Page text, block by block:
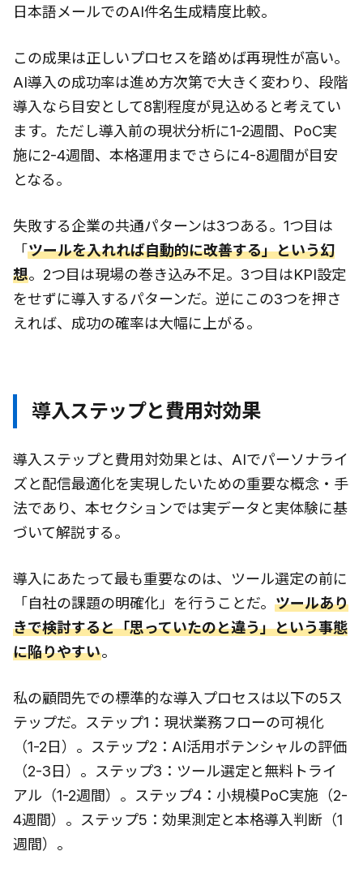
日本語メールでのAI件名生成精度比較。
この成果は正しいプロセスを踏めば再現性が高い。
AI導入の成功率は進め方次第で大きく変わり、段階
導入なら目安として8割程度が見込めると考えてい
ます。ただし導入前の現状分析に1-2週間、PoC実
施に2-4週間、本格運用までさらに4-8週間が目安
となる。
失敗する企業の共通パターンは3つある。1つ目は
「 ツールを入れれば自動的に改善する」という幻
想。2つ目は現場の巻き込み不足。3つ目はKPI設定
をせずに導入するパターンだ。逆にこの3つを押さ
えれば、成功の確率は大幅に上がる。
導入ステップと費用対効果
導入ステップと費用対効果とは、AIでパーソナライ
ズと配信最適化を実現したいための重要な概念・手
法であり、本セクションでは実データと実体験に基
づいて解説する。
導入にあたって最も重要なのは、ツール選定の前に
「自社の課題の明確化」を行うことだ。 ツールあり
きで検討すると「思っていたのと違う」という事態
に陥りやすい。
私の顧問先での標準的な導入プロセスは以下の5ス
テップだ。ステップ1：現状業務フローの可視化
（1-2日）。ステップ2：AI活用ポテンシャルの評価
（2-3日）。ステップ3：ツール選定と無料トライ
アル（1-2週間）。ステップ4：小規模PoC実施（2-
4週間）。ステップ5：効果測定と本格導入判断（1
週間）。